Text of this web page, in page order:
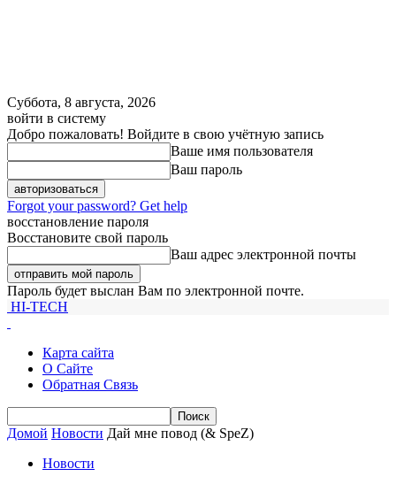
Суббота, 8 августа, 2026
войти в систему
Добро пожаловать! Войдите в свою учётную запись
Ваше имя пользователя
Ваш пароль
Forgot your password? Get help
восстановление пароля
Восстановите свой пароль
Ваш адрес электронной почты
Пароль будет выслан Вам по электронной почте.
HI-TECH
Карта сайта
О Сайте
Обратная Связь
Домой Новости Дай мне повод (& SpeZ)
Новости